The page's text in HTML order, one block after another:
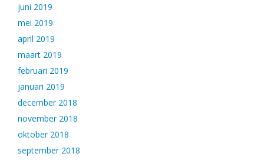
juni 2019
mei 2019
april 2019
maart 2019
februari 2019
januari 2019
december 2018
november 2018
oktober 2018
september 2018